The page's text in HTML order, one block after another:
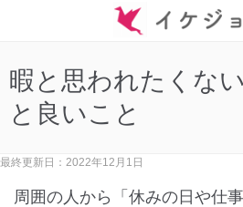
暇と思われたくな
と良いこと
最終更新日：2022年12月1日
周囲の人から「休みの日や仕